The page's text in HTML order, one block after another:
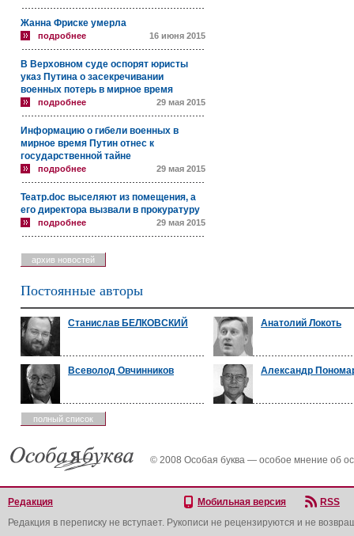
Жанна Фриске умерла
подробнее 16 июня 2015
В Верховном суде оспорят юристы
указ Путина о засекречивании
военных потерь в мирное время
подробнее 29 мая 2015
Информацию о гибели военных в
мирное время Путин отнес к
государственной тайне
подробнее 29 мая 2015
Театр.doc выселяют из помещения, а
его директора вызвали в прокуратуру
подробнее 29 мая 2015
архив новостей
Постоянные авторы
Станислав БЕЛКОВСКИЙ Анатолий Локоть
Всеволод Овчинников Александр
полный список
© 2008 Особая буква — особое мнение об
Редакция Мобильная версия
RSS
Редакция в переписку не вступает. Рукописи не рецензируются и не